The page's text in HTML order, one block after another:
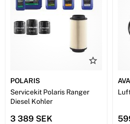
POLARIS
Servicekit Polaris Ranger
Diesel Kohler
3 389 SEK